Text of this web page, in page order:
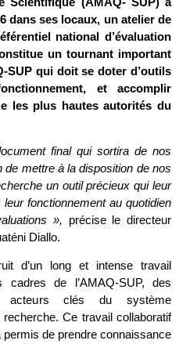
dans ses locaux, un atelier de
national d’évaluation
un tournant important
SUP qui doit se doter d’outils
et accomplir
les plus hautes autorités du
final qui sortira de nos
mettre à la disposition de nos
un outil précieux qui leur
fonctionnement au quotidien
», précise le directeur
Diallo.
d’un long et intense travail
de l’AMAQ-SUP, des
acteurs clés du système
Ce travail collaboratif
de prendre connaissance